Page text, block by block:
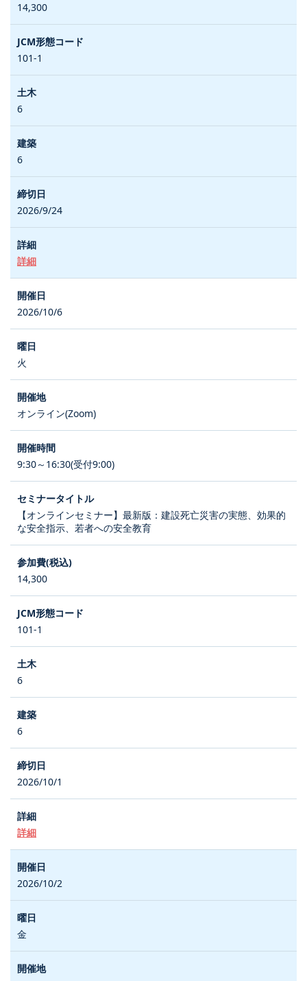
14,300
101-1
6
6
2026/9/24
詳細
2026/10/6
火
オンライン(Zoom)
9:30～16:30(受付9:00)
【オンラインセミナー】最新版：建設死亡災害の実態、効果的
な安全指示、若者への安全教育
14,300
101-1
6
6
2026/10/1
詳細
2026/10/2
金